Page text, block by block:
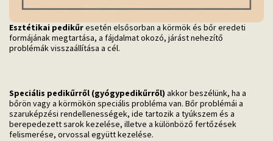
Esztétikai pedikűresetén elsősorban a körmök és bőr eredeti
formájának megtartása, a fájdalmat okozó, járást nehezítő
problémák visszaállítása a cél.
Speciális pedikűrről (gyógypedikűrről) akkor beszélünk, ha a
bőrön vagy a körmökön speciális probléma van. Bőr problémái a
szaruképzési rendellenességek, ide tartozik a tyúkszem és a
berepedezett sarok kezelése, illetve a különböző fertőzések
felismerése, orvossal együtt kezelése.